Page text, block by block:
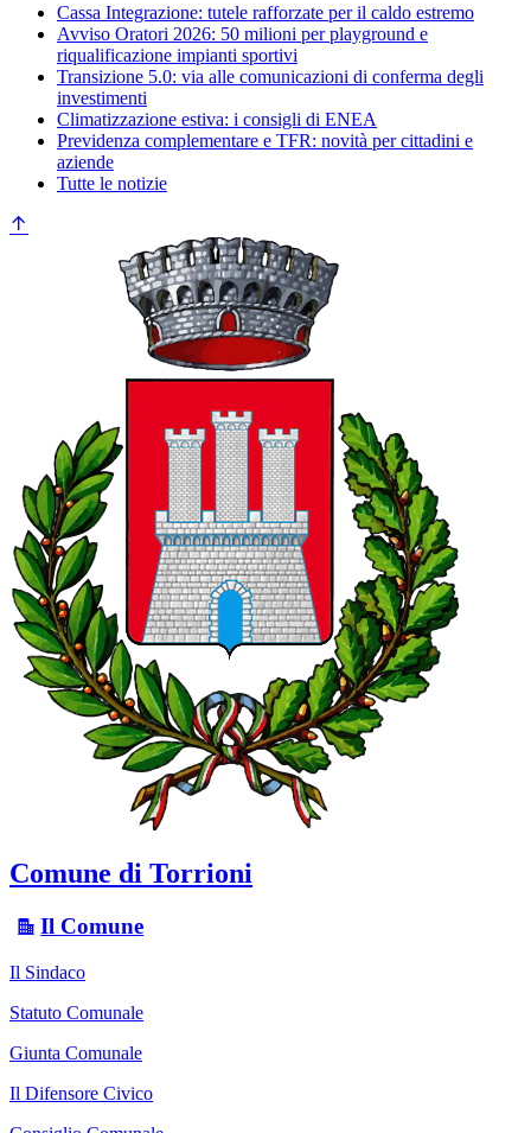
Cassa Integrazione: tutele rafforzate per il caldo estremo
Avviso Oratori 2026: 50 milioni per playground e
riqualificazione impianti sportivi
Transizione 5.0: via alle comunicazioni di conferma degli
investimenti
Climatizzazione estiva: i consigli di ENEA
Previdenza complementare e TFR: novità per cittadini e
aziende
Tutte le notizie
Comune di Torrioni
Il Comune
Il Sindaco
Statuto Comunale
Giunta Comunale
Il Difensore Civico